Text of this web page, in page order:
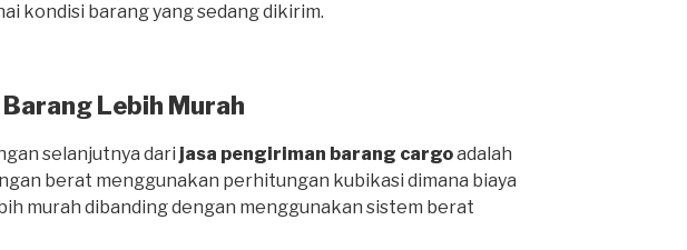
kondisi barang yang sedang dikirim.
Lebih Murah
selanjutnya dari jasa pengiriman barang cargoadalah
berat menggunakan perhitungan kubikasi dimana biaya
murah dibanding dengan menggunakan sistem berat